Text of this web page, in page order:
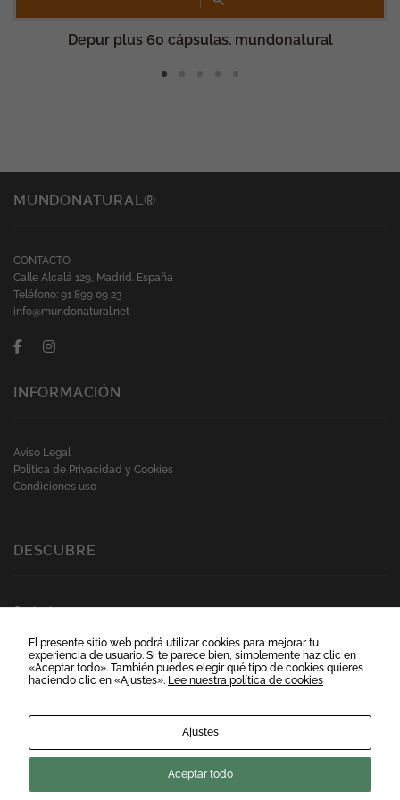
Depur plus 60 cápsulas. mundonatural
MUNDONATURAL®
CONTACTO
Calle Alcalá 129, Madrid. España
Teléfono: 91 899 09 23
info@mundonatural.net
INFORMACIÓN
Aviso Legal
Política de Privacidad y Cookies
Condiciones uso
DESCUBRE
Contacto
Horario:
L-V 09:00 -20:00 hrs
El presente sitio web podrá utilizar cookies para mejorar tu
experiencia de usuario. Si te parece bien, simplemente haz clic en
«Aceptar todo». También puedes elegir qué tipo de cookies quieres
haciendo clic en «Ajustes». Lee nuestra política de cookies
Ajustes
Aceptar todo
cookies,
funcionalidades